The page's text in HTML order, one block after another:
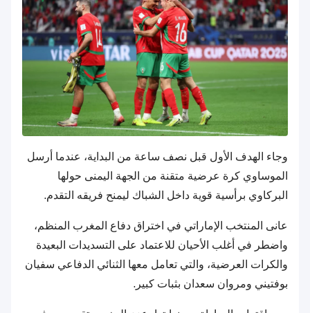
وجاء الهدف الأول قبل نصف ساعة من البداية، عندما أرسل
الموساوي كرة عرضية متقنة من الجهة اليمنى حولها
البركاوي برأسية قوية داخل الشباك ليمنح فريقه التقدم.
عانى المنتخب الإماراتي في اختراق دفاع المغرب المنظم،
واضطر في أغلب الأحيان للاعتماد على التسديدات البعيدة
والكرات العرضية، والتي تعامل معها الثنائي الدفاعي سفيان
بوفتيني ومروان سعدان بثبات كبير.